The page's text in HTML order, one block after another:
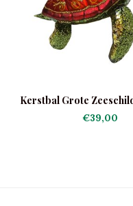
Kerstbal Grote
€39,00